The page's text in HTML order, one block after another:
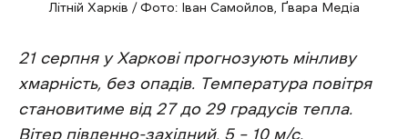
Літній Харків / Фото: Іван Самойлов, Ґвара Медіа
21 серпня у Харкові прогнозують мінливу
хмарність, без опадів. Температура повітря
становитиме від 27 до 29 градусів тепла.
Вітер південно-західний, 5 – 10 м/с.